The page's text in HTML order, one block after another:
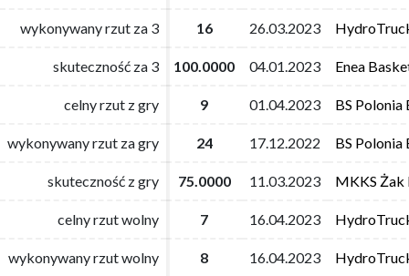
wykonywany rzut za 3 16 26.03.2023
skuteczność za 3 100.0000 04.01.2023 Enea
celny rzut z gry 9 01.04.2023 BS Polonia
wykonywany rzut za gry 24 17.12.2022 BS Polonia
skuteczność z gry 75.0000 11.03.2023 MKKS Żak
celny rzut wolny 7 16.04.2023
wykonywany rzut wolny 8 16.04.2023
wykonywany rzut za 3 16 26.03.2023
skuteczność za 3 100.0000 04.01.2023 Enea
celny rzut z gry 9 01.04.2023 BS Polonia
wykonywany rzut za gry 24 17.12.2022 BS Polonia
skuteczność z gry 75.0000 11.03.2023 MKKS Żak
celny rzut wolny 7 16.04.2023
wykonywany rzut wolny 8 16.04.2023